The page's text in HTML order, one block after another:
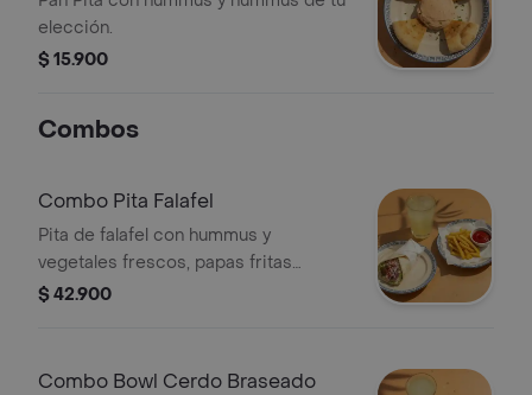
elección.
$ 15.900
Combos
Combo Pita Falafel
Pita de falafel con hummus y
vegetales frescos, papas fritas
sazonadas y bebida a elección.
$ 42.900
Combo Bowl Cerdo Braseado